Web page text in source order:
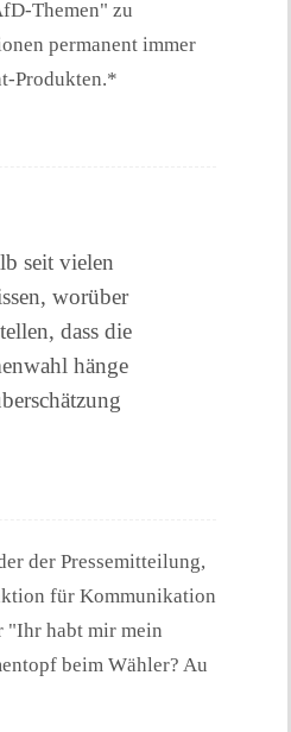
Themen" zu
permanent immer
Produkten.*
seit vielen
worüber
dass die
hänge
der Pressemitteilung,
für Kommunikation
"Ihr habt mir mein
beim Wähler? Au